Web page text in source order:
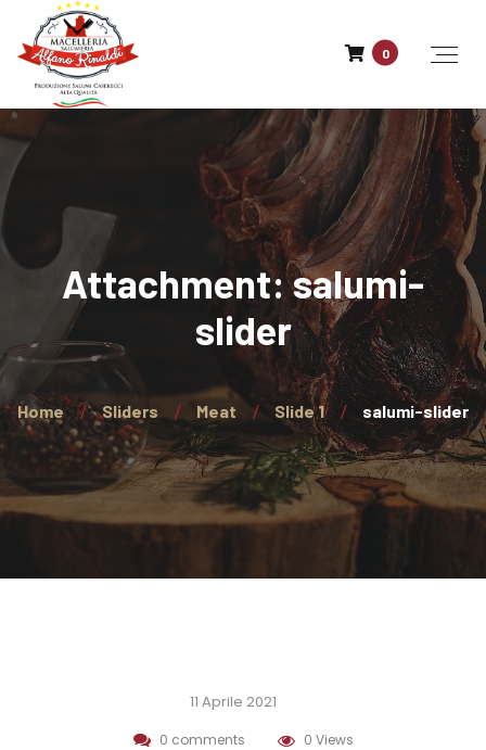
0
Attachment: salumi-
slider
Home Sliders Meat Slide 1 salumi-slider
11 Aprile 2021
0 comments 0 Views